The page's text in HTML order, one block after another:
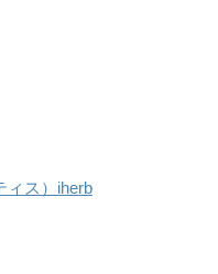
ィス）iherb